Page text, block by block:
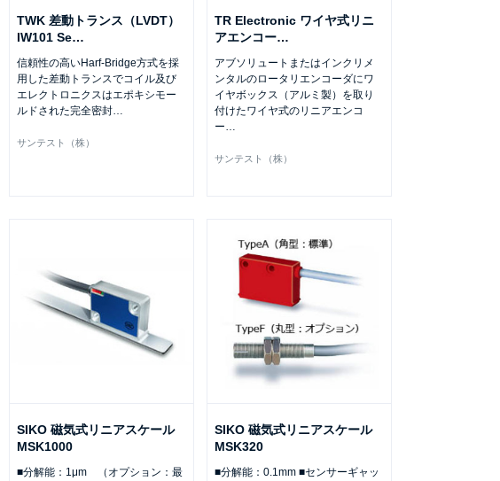
TWK 差動トランス（LVDT）
IW101 Se…
信頼性の高いHarf-Bridge方式を採
用した差動トランスでコイル及び
エレクトロニクスはエポキシモー
ルドされた完全密封…
サンテスト（株）
TR Electronic ワイヤ式リニ
アエンコー…
アブソリュートまたはインクリメ
ンタルのロータリエンコーダにワ
イヤボックス（アルミ製）を取り
付けたワイヤ式のリニアエンコ
ー…
サンテスト（株）
SIKO 磁気式リニアスケール
MSK1000
■分解能：1μm （オプション：最
SIKO 磁気式リニアスケール
MSK320
■分解能：0.1mm ■センサーギャッ